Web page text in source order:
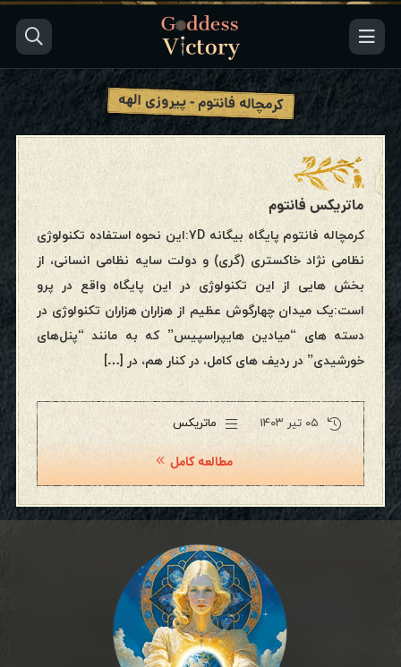
کرمچاله فانتوم - پیروزی الهه
ماتریکس فانتوم
کرمچاله فانتوم پایگاه بیگانه 7D:این نحوه استفاده تکنولوژی
نظامی نژاد خاکستری (گری) و دولت سایه نظامی انسانی، از
بخش هایی از این تکنولوژی در این پایگاه واقع در پرو
است:یک میدان چهارگوش عظیم از هزاران هزاران تکنولوژی در
دسته های “میادین هایپراسپیس” که به مانند “پنل‌های
خورشیدی” در ردیف های کامل، در کنار هم، در […]
۰۵ تیر ۱۴۰۳ ماتریکس
مطالعه کامل